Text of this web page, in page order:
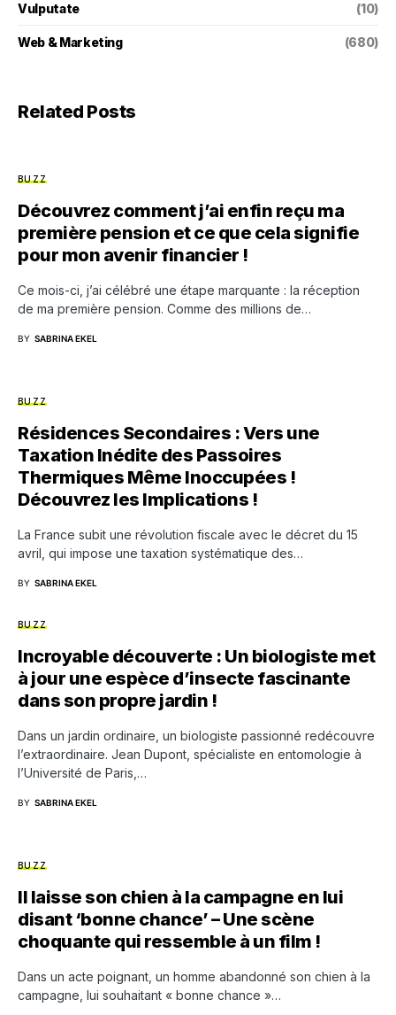
Vulputate (10)
Web & Marketing (680)
Related Posts
BUZZ
Découvrez comment j’ai enfin reçu ma
première pension et ce que cela signifie
pour mon avenir financier !
Ce mois-ci, j’ai célébré une étape marquante : la réception
de ma première pension. Comme des millions de…
BY SABRINA EKEL
BUZZ
Résidences Secondaires : Vers une
Taxation Inédite des Passoires
Thermiques Même Inoccupées !
Découvrez les Implications !
La France subit une révolution fiscale avec le décret du 15
avril, qui impose une taxation systématique des…
BY SABRINA EKEL
BUZZ
Incroyable découverte : Un biologiste met
à jour une espèce d’insecte fascinante
dans son propre jardin !
Dans un jardin ordinaire, un biologiste passionné redécouvre
l’extraordinaire. Jean Dupont, spécialiste en entomologie à
l’Université de Paris,…
BY SABRINA EKEL
BUZZ
Il laisse son chien à la campagne en lui
disant ‘bonne chance’ – Une scène
choquante qui ressemble à un film !
Dans un acte poignant, un homme abandonné son chien à la
campagne, lui souhaitant « bonne chance »…